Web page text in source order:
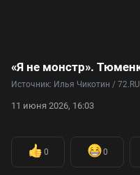
Источник: Илья Чикотин / 72.RU
11 июня 2026, 16:03
0 0